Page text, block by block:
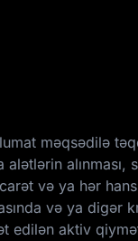
məqsədilə
alınması,
və ya hər
və ya digər
edilən aktiv